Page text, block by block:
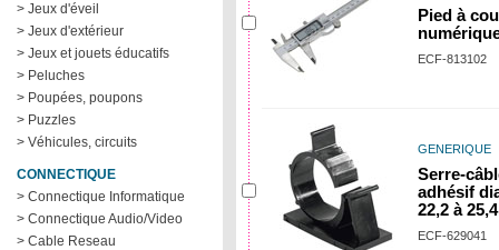
> Jeux d'éveil
> Jeux d'extérieur
> Jeux et jouets éducatifs
> Peluches
> Poupées, poupons
> Puzzles
> Véhicules, circuits
CONNECTIQUE
> Connectique Informatique
> Connectique Audio/Video
> Cable Reseau
Pied à
ECF-813102
GENERIQUE
Serre-
adhésif
22,2 à
ECF-629041